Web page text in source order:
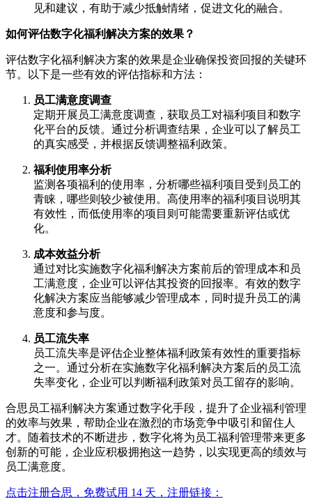
见和建议，有助于减少抵触情绪，促进文化的融合。
如何评估数字化福利解决方案的效果？
评估数字化福利解决方案的效果是企业确保投资回报的关键环
节。以下是一些有效的评估指标和方法：
员工满意度调查
定期开展员工满意度调查，获取员工对福利项目和数字
化平台的反馈。通过分析调查结果，企业可以了解员工
的真实感受，并根据反馈调整福利政策。
福利使用率分析
监测各项福利的使用率，分析哪些福利项目受到员工的
青睐，哪些则较少被使用。高使用率的福利项目说明其
有效性，而低使用率的项目则可能需要重新评估或优
化。
成本效益分析
通过对比实施数字化福利解决方案前后的管理成本和员
工满意度，企业可以评估其投资的回报率。有效的数字
化解决方案应当能够减少管理成本，同时提升员工的满
意度和参与度。
员工流失率
员工流失率是评估企业整体福利政策有效性的重要指标
之一。通过分析在实施数字化福利解决方案后的员工流
失率变化，企业可以判断福利政策对员工留存的影响。
合思员工福利解决方案通过数字化手段，提升了企业福利管理
的效率与效果，帮助企业在激烈的市场竞争中吸引和留住人
才。随着技术的不断进步，数字化将为员工福利管理带来更多
创新的可能，企业应积极拥抱这一趋势，以实现更高的绩效与
员工满意度。
点击注册合思，免费试用 14 天，注册链接：